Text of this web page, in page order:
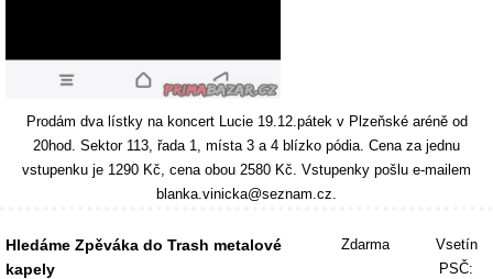
Prodám dva lístky na koncert Lucie 19.12.pátek v Plzeňské aréně od
20hod. Sektor 113, řada 1, místa 3 a 4 blízko pódia. Cena za jednu
vstupenku je 1290 Kč, cena obou 2580 Kč. Vstupenky pošlu e-mailem
blanka.vinicka@seznam.cz.
Hledáme Zpěváka do Trash metalové
kapely
Zdarma
Vsetín
PSČ: